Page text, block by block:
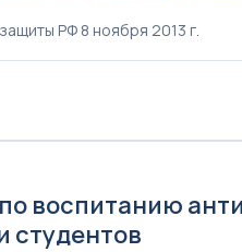
РФ 8 ноября 2013 г.
воспитанию
студентов